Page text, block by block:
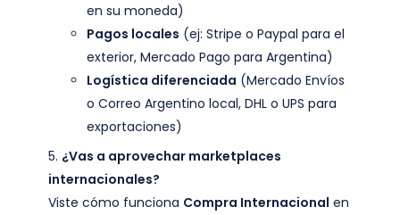
en su moneda)
Pagos locales (ej: Stripe o Paypal para el
exterior, Mercado Pago para Argentina)
Logística diferenciada (Mercado Envíos
o Correo Argentino local, DHL o UPS para
exportaciones)
¿Vas a aprovechar marketplaces
internacionales?
Viste cómo funciona Compra Internacional en